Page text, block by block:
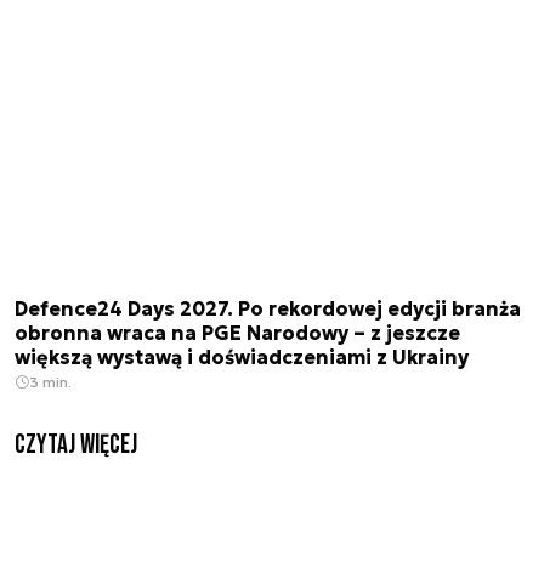
Defence24 Days 2027. Po rekordowej edycji branża
obronna wraca na PGE Narodowy – z jeszcze
większą wystawą i doświadczeniami z Ukrainy
3 min.
czytaj więcej